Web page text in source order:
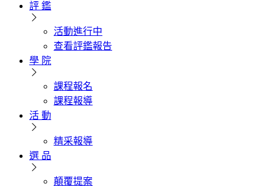
評 鑑
活動進行中
查看評鑑報告
學 院
課程報名
課程報導
活 動
精采報導
選 品
顛覆提案